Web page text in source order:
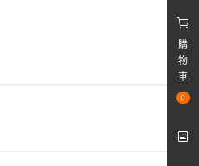
購
物
車
0